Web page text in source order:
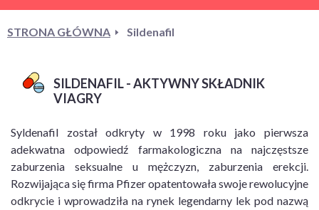
STRONA GŁÓWNA Sildenafil
SILDENAFIL - AKTYWNY SKŁADNIK
VIAGRY
Syldenafil został odkryty w 1998 roku jako pierwsza
adekwatna odpowiedź farmakologiczna na najczęstsze
zaburzenia seksualne u mężczyzn, zaburzenia erekcji.
Rozwijająca się firma Pfizer opatentowała swoje rewolucyjne
odkrycie i wprowadziła na rynek legendarny lek pod nazwą